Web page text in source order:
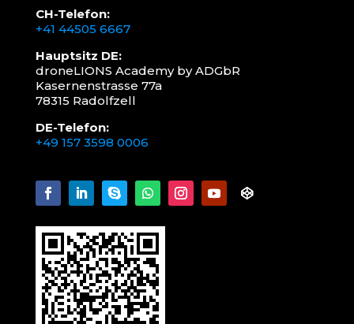
CH-Telefon:
+41 44505 6667
Hauptsitz DE:
droneLIONS Academy by ADGbR
Kasernenstrasse 77a
78315 Radolfzell
DE-Telefon:
+49 157 3598 0006